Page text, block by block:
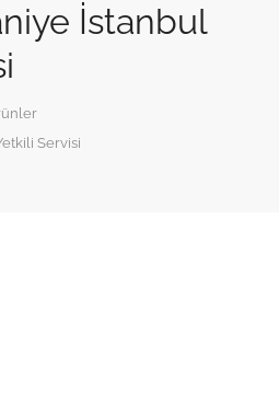
İstanbul
Servisi